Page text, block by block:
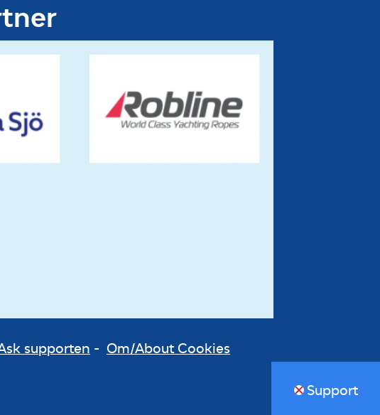
supporten - Om/About Cookies
Support